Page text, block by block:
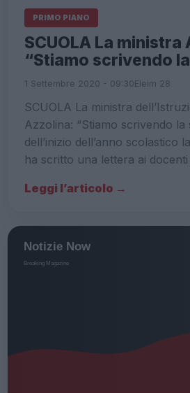
PRIMO PIANO
SCUOLA La ministra
“Stiamo scrivendo
1 Settembre 2020 - 09:30Eleim 28
SCUOLA La ministra
Azzolina: “Stiamo scrivendo la
dell’inizio dell’anno scolastico
ha scritto una lettera ai
Leggi l’articolo →